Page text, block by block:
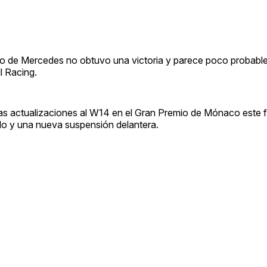
de Mercedes no obtuvo una victoria y parece poco
Racing.
actualizaciones al W14 en el Gran Premio de Mónaco este
y una nueva suspensión delantera.